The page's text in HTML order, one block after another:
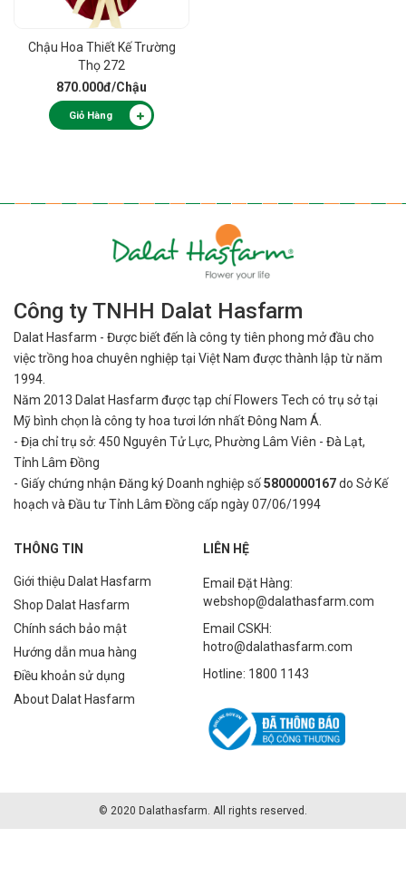
Chậu Hoa Thiết Kế Trường
Thọ 272
870.000đ/Chậu
Giỏ Hàng
Công ty TNHH Dalat Hasfarm
Dalat Hasfarm - Được biết đến là công ty tiên phong mở đầu cho
việctrồng hoa chuyên nghiệp tại Việt Nam được thành lập từ năm
1994.
Năm 2013 Dalat Hasfarm được tạp chí Flowers Tech có trụ sở tại
Mỹ bình chọn là công ty hoa tươi lớn nhất Đông Nam Á.
- Địa chỉ trụ sở: 450 Nguyên Tử Lực, Phường Lâm Viên - Đà Lạt,
Tỉnh Lâm Đồng
- Giấy chứng nhận Đăng ký Doanh nghiệp số5800000167do Sở Kế
hoạch và Đầu tư Tỉnh Lâm Đồng cấp ngày 07/06/1994
THÔNG TIN
Giới thiệu Dalat Hasfarm
Shop Dalat Hasfarm
Chính sách bảo mật
Hướng dẫn mua hàng
Điều khoản sử dụng
About Dalat Hasfarm
LIÊN HỆ
Email Đặt Hàng:
webshop@dalathasfarm.com
Email CSKH:
hotro@dalathasfarm.com
Hotline: 1800 1143
© 2020 Dalathasfarm. All rights reserved.